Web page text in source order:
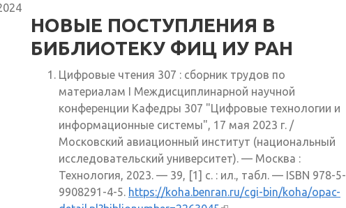
НОВЫЕ ПОСТУПЛЕНИЯ В
БИБЛИОТЕКУ ФИЦ ИУ РАН
Цифровые чтения 307 : сборник трудов по
материалам I Междисциплинарной научной
конференции Кафедры 307 "Цифровые технологии и
информационные системы", 17 мая 2023 г. /
Московский авиационный институт (национальный
исследовательский университет). — Москва :
Технология, 2023. — 39, [1] с. : ил., табл. — ISBN 978-5-
9908291-4-5. https://koha.benran.ru/cgi-bin/koha/opac-